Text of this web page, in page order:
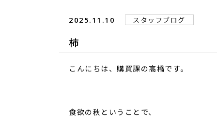
2025.11.10 スタッフブログ
柿
こんにちは、購買課の高橋です。
食欲の秋ということで、